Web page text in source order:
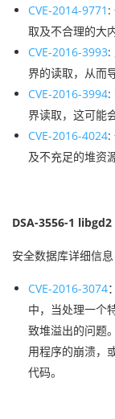
CVE-2014-9771 :
取及不合理的大
CVE-2016-3993:
界的读取，从而
CVE-2016-3994:
界读取，这可能
CVE-2016-4024:
及不充足的堆资
DSA-3556-1
安全数据库详细信息
CVE-2016-3074
中，当处理一个
致堆溢出的问题
用程序的崩溃，
代码。